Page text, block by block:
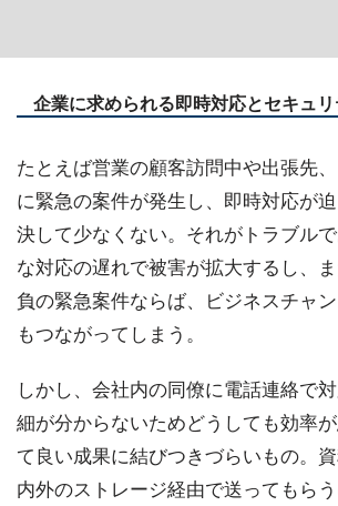
企業に求められる即時対応とセキュ
たとえば営業の顧客訪問中や出張先
に緊急の案件が発生し、即時対応が
決して少なくない。それがトラブル
な対応の遅れで被害が拡大するし、
負の緊急案件ならば、ビジネスチャ
もつながってしまう。
しかし、会社内の同僚に電話連絡で
細が分からないためどうしても効率
て良い成果に結びつきづらいもの。
内外のストレージ経由で送ってもら